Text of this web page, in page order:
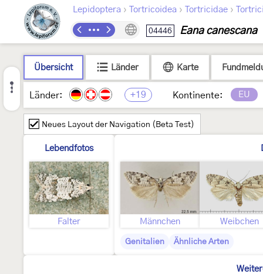
Lepidoptera › Tortricoidea › Tortricidae ›
04446 Eana canescana
Übersicht Länder Karte
Länder: +19 Kontinente: EU
Neues Layout der Navigation (Beta Test)
Lebendfotos
Falter Männchen Weibchen
Genitalien Ähnliche Arten